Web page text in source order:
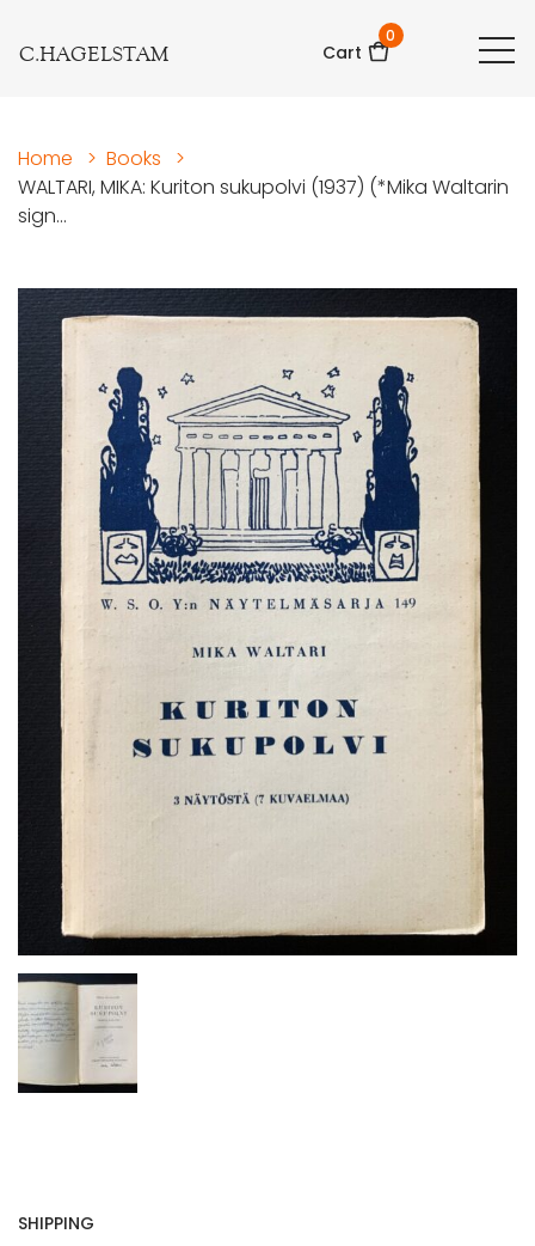
C.HAGELSTAM Cart
0
Home > Books
>
WALTARI, MIKA: Kuriton sukupolvi (1937) (*Mika Waltarin
sign...
SHIPPING